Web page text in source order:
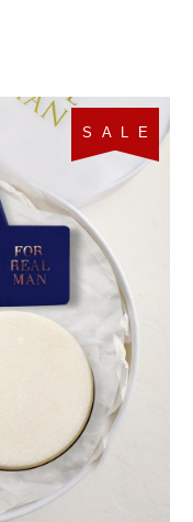
S A L E